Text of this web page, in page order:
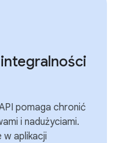
pomaga chronić
i nadużyciami.
w aplikacji